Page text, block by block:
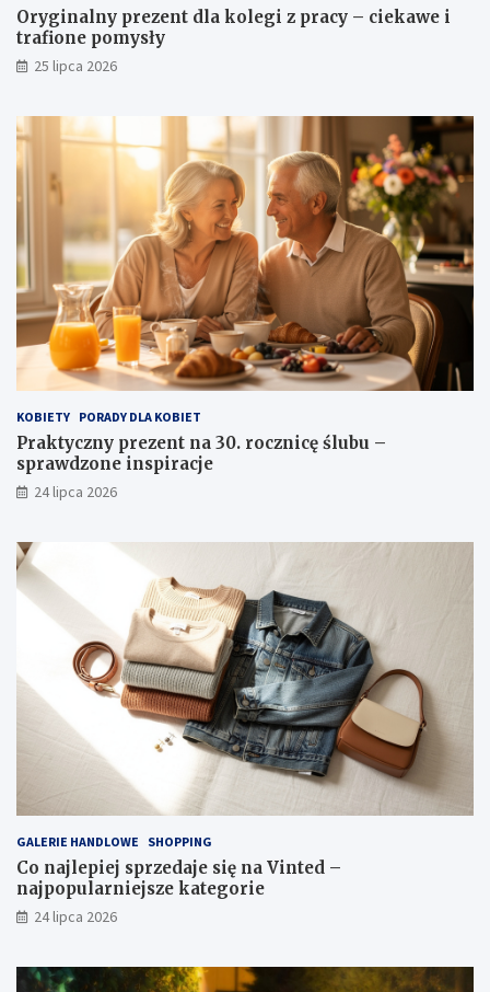
Oryginalny prezent dla kolegi z pracy – ciekawe i
trafione pomysły
25 lipca 2026
KOBIETY PORADY DLA KOBIET
Praktyczny prezent na 30. rocznicę ślubu –
sprawdzone inspiracje
24 lipca 2026
GALERIE HANDLOWE SHOPPING
Co najlepiej sprzedaje się na Vinted –
najpopularniejsze kategorie
24 lipca 2026